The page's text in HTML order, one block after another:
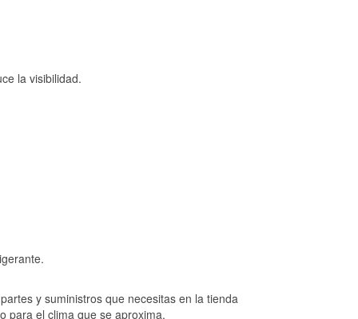
la visibilidad.
y suministros que necesitas en la tienda
para el clima que se aproxima.